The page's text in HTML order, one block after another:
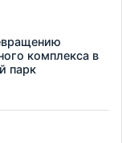
комплекса в
парк